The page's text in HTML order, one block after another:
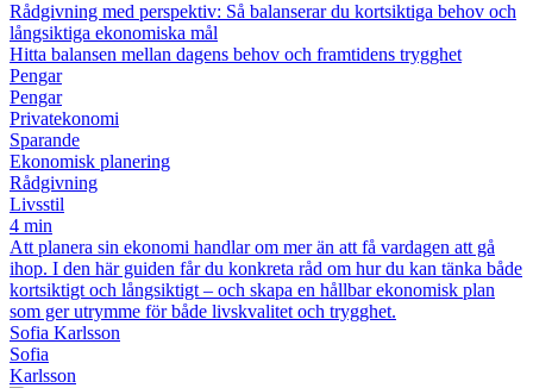
Rådgivning med perspektiv: Så balanserar du kortsiktiga behov och
långsiktiga ekonomiska mål
Hitta balansen mellan dagens behov och framtidens trygghet
Pengar
Pengar
Privatekonomi
Sparande
Ekonomisk planering
Rådgivning
Livsstil
4 min
Att planera sin ekonomi handlar om mer än att få vardagen att gå
ihop. I den här guiden får du konkreta råd om hur du kan tänka både
kortsiktigt och långsiktigt – och skapa en hållbar ekonomisk plan
som ger utrymme för både livskvalitet och trygghet.
Sofia Karlsson
Sofia
Karlsson